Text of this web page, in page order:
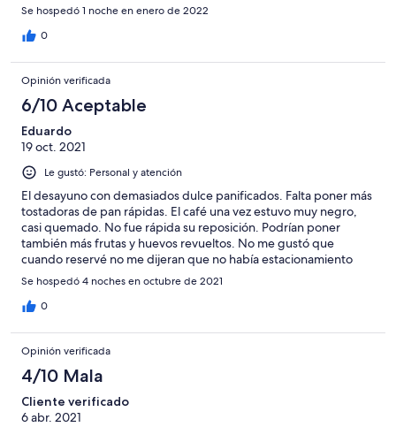
Se hospedó 1 noche en enero de 2022
0
Opinión verificada
6/10 Aceptable
Eduardo
19 oct. 2021
Le gustó: Personal y atención
El desayuno con demasiados dulce panificados. Falta poner más
tostadoras de pan rápidas. El café una vez estuvo muy negro,
casi quemado. No fue rápida su reposición. Podrían poner
también más frutas y huevos revueltos. No me gustó que
cuando reservé no me dijeran que no había estacionamiento
libre, si bien, entendí por el fin de semana largo
Se hospedó 4 noches en octubre de 2021
0
Opinión verificada
4/10 Mala
Cliente verificado
6 abr. 2021